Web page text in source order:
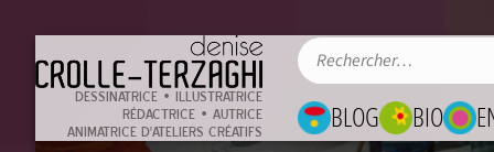
DESSINATRICE • ILLUSTRATRICE
RÉDACTRICE • AUTRICE
ANIMATRICE D'ATELIERS CRÉATIFS
BLOG BIO